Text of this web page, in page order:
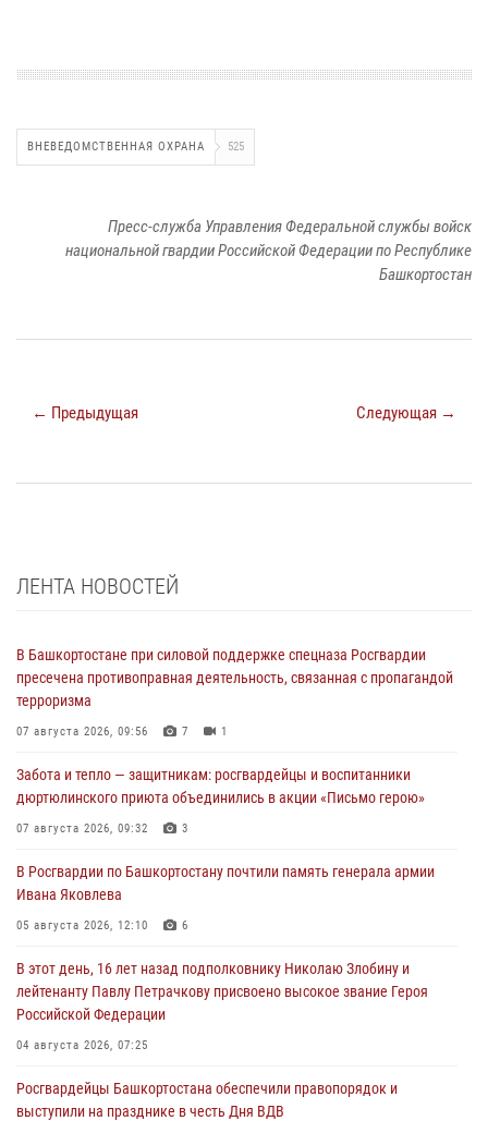
ВНЕВЕДОМСТВЕННАЯ ОХРАНА 525
Пресс-служба Управления Федеральной службы войск
национальной гвардии Российской Федерации по Республике
Башкортостан
← Предыдущая Следующая →
ЛЕНТА НОВОСТЕЙ
В Башкортостане при силовой поддержке спецназа Росгвардии
пресечена противоправная деятельность, связанная с пропагандой
терроризма
07 августа 2026, 09:56 7 1
Забота и тепло — защитникам: росгвардейцы и воспитанники
дюртюлинского приюта объединились в акции «Письмо герою»
07 августа 2026, 09:32 3
В Росгвардии по Башкортостану почтили память генерала армии
Ивана Яковлева
05 августа 2026, 12:10 6
В этот день, 16 лет назад подполковнику Николаю Злобину и
лейтенанту Павлу Петрачкову присвоено высокое звание Героя
Российской Федерации
04 августа 2026, 07:25
Росгвардейцы Башкортостана обеспечили правопорядок и
выступили на празднике в честь Дня ВДВ